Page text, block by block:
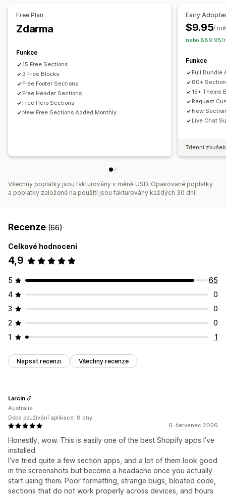
Free Plan
Zdarma
Funkce
15 Free Sections
3 Free Blocks
Free Footer Sections
Free Header Sections
Free Hero Sections
New Free Sections Added Monthly
Early
$9.95/
nebo $89.95/
Funkce
Full Bundle
80+
15+ Theme
Request
New
Live Chat
7denní
Všechny poplatky jsou fakturovány v měně USD. Opakované poplatky
a poplatky založené na použití jsou fakturovány každých 30 dní.
Recenze (66)
Celkové hodnocení
4,9
5
65
4
0
3
0
2
0
1
1
Napsat recenzi Všechny recenze
6. červenec 2026
Honestly, wow. This is easily one of the best Shopify apps I’ve
installed.
I’ve tried quite a few section apps, and a lot of them look good
in the screenshots but become a headache once you actually
start using them. Poor formatting, strange bugs, bloated code,
sections that do not work properly across devices, and hours
Larcin
Austrálie
Doba používání aplikace: 8 dny